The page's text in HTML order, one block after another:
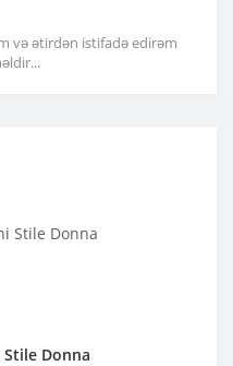
və ətirdən istifadə edirəm
Donna